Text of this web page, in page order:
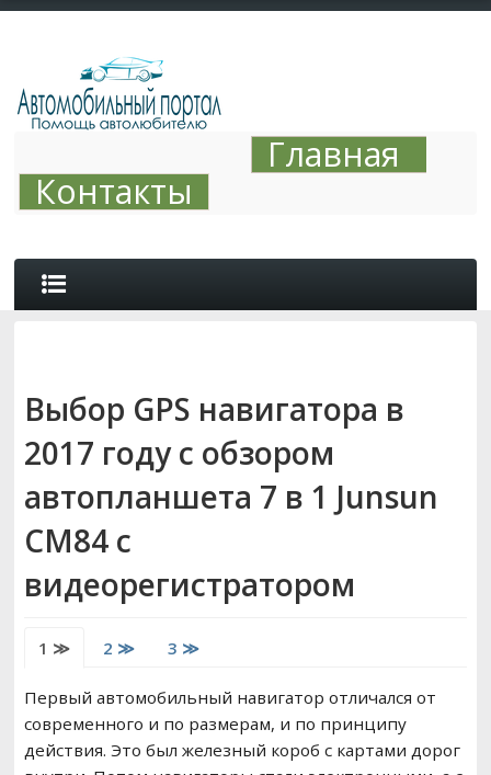
Главная
Контакты
АВТО ТЮНИНГ
РЕМОНТ ВАЗ
ВОЖДЕНИЕ
Выбор GPS навигатора в
2017 году с обзором
автопланшета 7 в 1 Junsun
CM84 с
видеорегистратором
1 ≫ 2 ≫ 3 ≫
Первый автомобильный навигатор отличался от
современного и по размерам, и по принципу
действия. Это был железный короб с картами дорог